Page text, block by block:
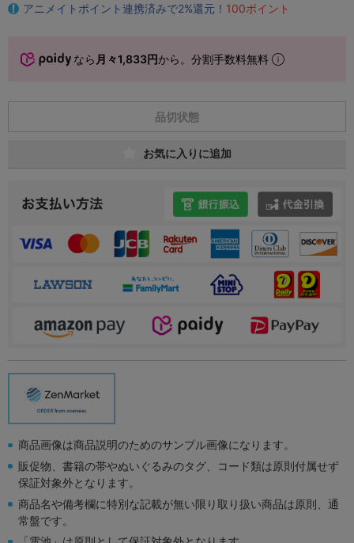
アニメイトポイント連携済みで2%還元！ 100ポイント
なら 月々1,833円から。分割手数料無料
品切状態
お気に入りに追加
商品画像は商品説明のためのサンプル画像になります。
販促物、書籍の帯やぬいぐるみのタグ、コード類は原則付属せず
保証対象外となります。
商品名や備考欄に特別な記載が無い限り取り扱い商品は原則、通
常盤です。